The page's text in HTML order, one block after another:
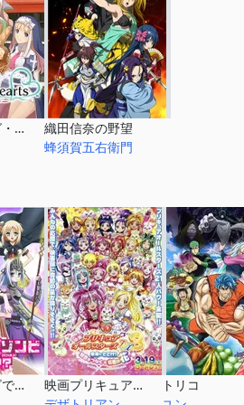
シャイニング・ハーツ ～幸せのパン～
織田信奈の野望
蜂須賀五右衛門
これはゾンビですか？
映画プリキュアオールスターズDX3 未来にとどけ！世界をつなぐ☆虹色の花
トリコ